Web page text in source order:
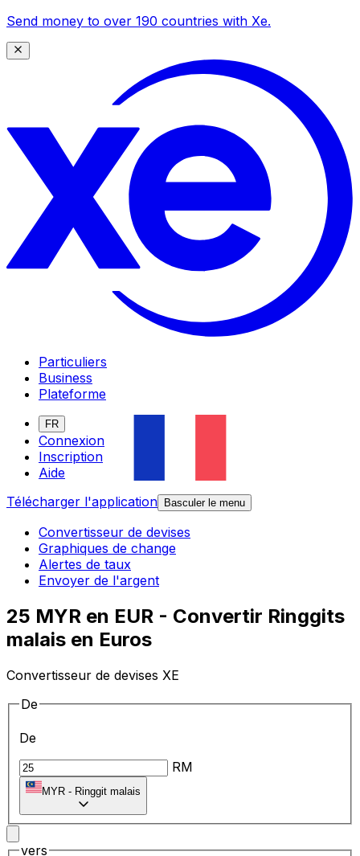
Send money to over 190 countries with Xe.
Particuliers
Business
Plateforme
FR
Connexion
Inscription
Aide
Télécharger l'application
Basculer le menu
Convertisseur de devises
Graphiques de change
Alertes de taux
Envoyer de l'argent
25 MYR en EUR - Convertir Ringgits
malais en Euros
Convertisseur de devises XE
De
De
RM
MYR - Ringgit malais
vers